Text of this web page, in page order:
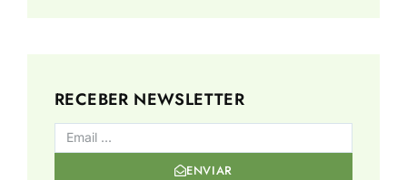
RECEBER NEWSLETTER
ENVIAR